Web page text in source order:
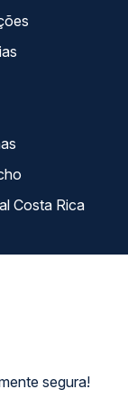
segura!
La terminal Costa Rica